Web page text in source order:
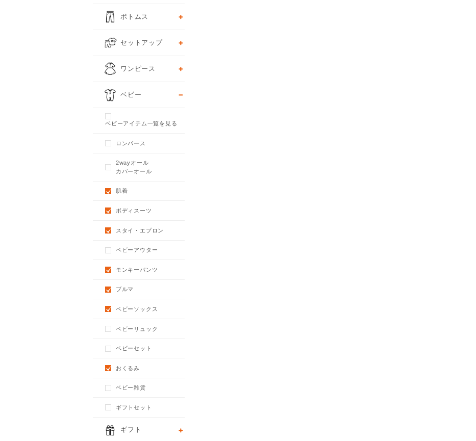
ボトムス
セットアップ
ワンピース
ベビー
ベビーアイテム一覧を見る
ロンパース
2wayオール
カバーオール
肌着
ボディスーツ
スタイ・エプロン
ベビーアウター
モンキーパンツ
ブルマ
ベビーソックス
ベビーリュック
ベビーセット
おくるみ
ベビー雑貨
ギフトセット
ギフト